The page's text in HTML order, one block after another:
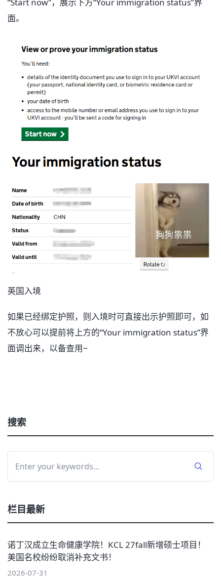
“Start now”，展示下方“Your immigration status”界
面。
英国入境
如果已经绑定护照，则入境时可直接出示护照即可，如
不放心可以提前将上方的“Your immigration status”界
面调出来，以备查用~
搜索
栏目最新
诺丁汉成立生命健康学院！KCL 27fall新增硕士项目！
美国名校纷纷取消补充文书！
2026-07-31